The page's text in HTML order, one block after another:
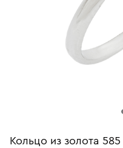
Кольцо из золота